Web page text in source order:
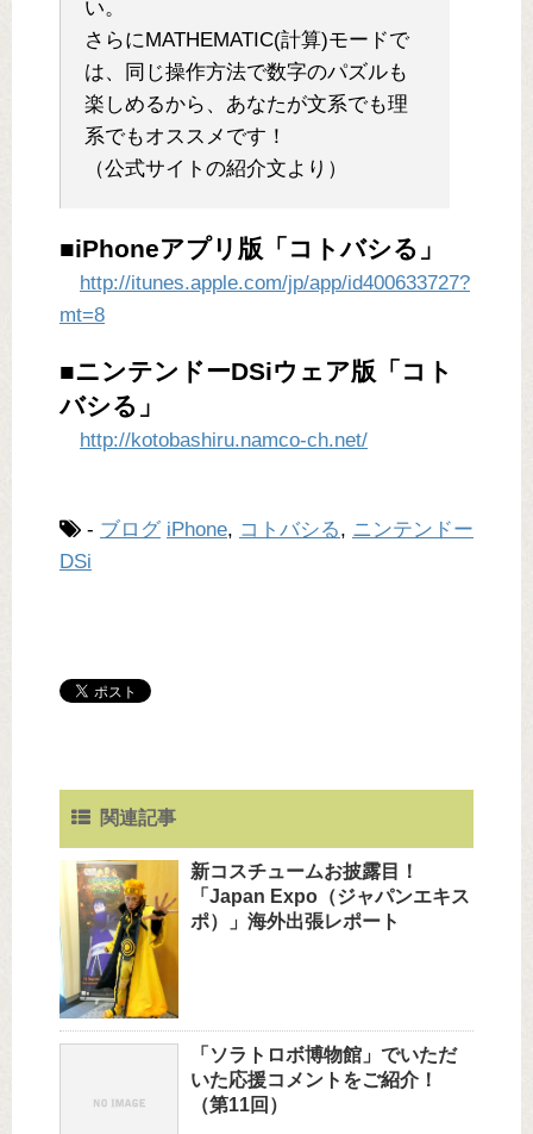
い。
さらにMATHEMATIC(計算)モードで
は、同じ操作方法で数字のパズルも
楽しめ­るから、あなたが文系でも理
系でもオススメです！
（公式サイトの紹介文より）
■iPhoneアプリ版「コトバシる」
http://itunes.apple.com/jp/app/id400633727?
mt=8
■ニンテンドーDSiウェア版「コト
バシる」
http://kotobashiru.namco-ch.net/
- ブログ iPhone, コトバシる, ニンテンドー
DSi
関連記事
新コスチュームお披露目！
「Japan Expo（ジャパンエキス
ポ）」海外出張レポート
「ソラトロボ博物館」でいただ
いた応援コメントをご紹介！
（第11回）